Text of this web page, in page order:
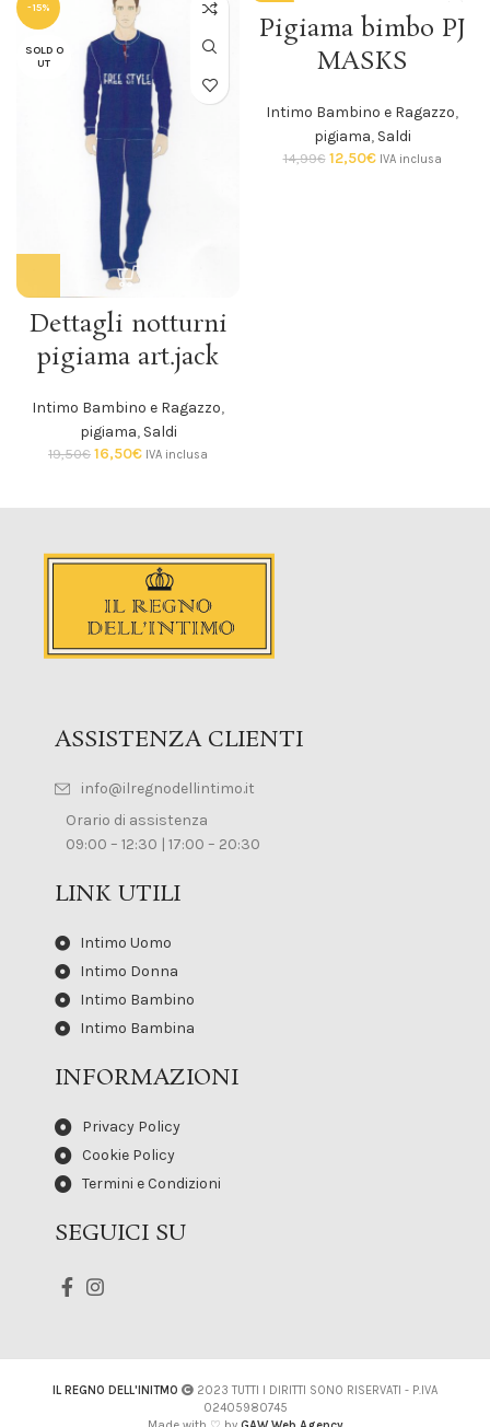
-15%
SOLD O
UT
Dettagli notturni
pigiama art.jack
Intimo Bambino e Ragazzo,
pigiama, Saldi
19,50€ 16,50€ IVA inclusa
Pigiama bimbo PJ
MASKS
Intimo Bambino e Ragazzo,
pigiama, Saldi
14,99€ 12,50€ IVA inclusa
ASSISTENZA CLIENTI
info@ilregnodellintimo.it
Orario di assistenza
09:00 – 12:30 | 17:00 – 20:30
LINK UTILI
Intimo Uomo
Intimo Donna
Intimo Bambino
Intimo Bambina
INFORMAZIONI
Privacy Policy
Cookie Policy
Termini e Condizioni
SEGUICI SU
IL REGNO DELL'INITMO
2023 TUTTI I DIRITTI SONO RISERVATI - P.IVA
02405980745